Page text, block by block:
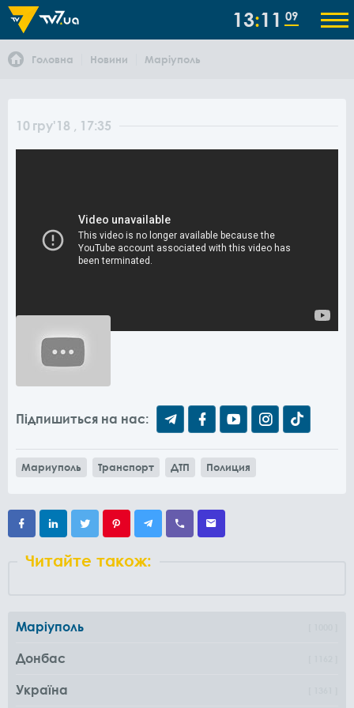
13 11 09
Головна Новини Маріуполь
10 гру'18 , 17:35
Підпишиться на нас:
Мариуполь Транспорт ДТП Полиция
Читайте також:
Маріуполь
Донбас
Україна